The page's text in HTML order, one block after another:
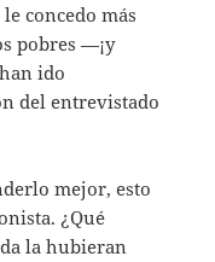
concedo más
pobres —¡y
ido
del entrevistado
mejor, esto
¿Qué
la hubieran